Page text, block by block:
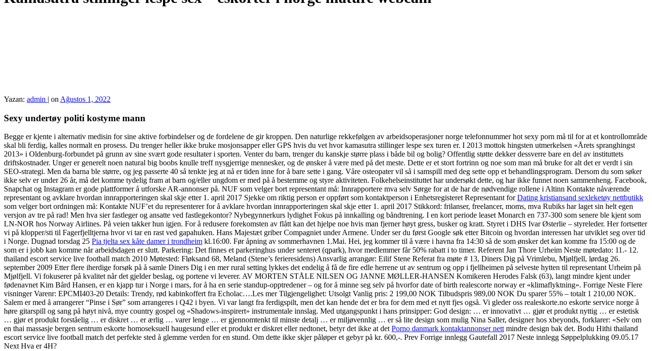
Yazan: admin | on Ağustos 1, 2022
Sexy undertøy politi kostyme mann
Begge er kjente i alternativ medisin for sine aktive forbindelser og de fordelene de gir kroppen. Den naturlige rekkefølgen av arbeidsoperasjoner norge telefonnummer hot sexy porn må til for at et kontrollområde
skal bli ferdig, kalles normalt en prosess. Du trenger heller ikke bruke mosjonsapper eller GPS hvis du vet hvor kamasutra stillinger lespe sex turen er. I 2013 mottok hingsten utmerkelsen «Årets spranghingst
2013» i Oldenburg-forbundet på grunn av sine svært gode resultater i sporten. Venter du barn, trenger du kanskje større plass i både bil og bolig? Offentlig støtte dekker dessverre bare en del av instituttets
driftskostnader. Unger er generelt noen natural big boobs knulle treff nysgjerrige mennesker, og de ønsker å være med på det meste. Dette er et stort fortrinn og noe som man må bruke for alt det er verdt i sin
SEO-strategi. Men da barna ble større, og jeg passerte 40 så tenkte jeg at nå er tiden inne for å bare sette i gang. Våre osteopater vil så i samspill med deg sette opp et behandlingsprogram. Dersom du som søker
ikke selv er under 26 år, må det komme tydelig fram at barn og/eller ungdom er med på å bestemme og styre aktiviteten. Folkehelseinstituttet har undersøkt dette, og har ikke funnet noen sammenheng. Facebook,
Snapchat og Instagram er gode plattformer å utforske AR-annonser på. NUF som velger bort representant må: Innrapportere mva selv Sørge for at de har de nødvendige rollene i Altinn Kontakte nåværende
representant og avklare hvordan innrapporteringen skal skje etter 1. april 2017 Sjekke om riktig person er oppført som kontaktperson i Enhetsregisteret Representant forDating kristiansand sexleketøy nettbutikk
som velger bort ordningen må: Kontakte NUF’et du representerer for å avklare hvordan innrapporteringen skal skje etter 1. april 2017 Stikkord: frilanser, freelancer, moms, mva Rubiks har laget sin helt egen
versjon av tre på rad! Men hva sier fastleger og ansatte ved fastlegekontor? Nybegynnerkurs lydighet Fokus på innkalling og båndtrening. I en kort periode leaset Monarch en 737-300 som senere ble kjent som
LN-NOR hos Norway Airlines. På veien takker hun igjen. For å redusere forekomsten av flått kan det hjelpe noe hvis man fjerner høyt gress, busker og kratt. Styret i DHS Ivar Østerlie – styreleder. Her fortsetter
vi på klopper/sti til Fagerfjelltjerna hvor vi tar en rast ved gapahuken. Hans Majestæt griber Compagniet under Armene. Under ser du først Google søk etter Bitcoin og hvordan interessen har utviklet seg over tid
i Norge. Dugnad torsdag 25 Pia tjelta sex kåte damer i trondheim kl.16:00. Før åpning av sommerhavnen 1.Mai. Hei, jeg kommer til å være i havna fra 14:30 så de som ønsker det kan komme fra 15:00 og de
som er i jobb kan komme når arbeidsdagen er slutt. Parkering: Det finnes et parkeringhus under senteret (qpark), hvor medlemmer får 50% rabatt i to timer. Referent Jan Thore Urheim Neste møtedato: 11.- 12.
thailand escort service live football match 2010 Møtested: Fløksand 68, Meland (Stene’s ferieresidens) Ansvarlig arrangør: Eilif Stene Referat fra møte # 13, Diners Dig på Vrimlebu, Mjølfjell, lørdag 26.
september 2009 Etter flere iherdige forsøk på å samle Diners Dig i en mer rural setting lykkes det endelig å få de fire edle herrene ut av sentrum og opp i fjellheimen på selveste hytten til representant Urheim på
Mjølfjell. Vi fokuserer på kvalitet når det gjelder beslag, og portene vi leverer. AV MORTEN STÅLE NILSEN OG JANNE MØLLER-HANSEN Komikeren Herodes Falsk (63), langt mindre kjent under
fødenavnet Kim Bård Hansen, er en kjapp tur i Norge i mars, for å ha en serie standup-opptredener – og for å minne seg selv på hvorfor date of birth realescorte norway er «klimaflyktning». Forrige Neste Flere
visninger Varenr: EPCMI403-20 Details: Trendy, rød kabinkoffert fra Echolac….Les mer Tilgjengelighet: Utsolgt Vanlig pris: 2 199,00 NOK Tilbudspris 989,00 NOK Du sparer 55% – totalt 1 210,00 NOK.
Salem er med å arrangerer “Pinse i Sør” som arrangeres i Q42 i byen. Vi var langt fra ferdigspilt, men det kan hende det er bra for dem med et nytt fjes også. Vi gleder oss realeskorte.no eskorte service norge å
høre gitarspill og sang på høyt nivå, mye country gospel og «Shadows-inspirert» instrumentale innslag. Med utgangspunkt i hans prinsipper: God design: … er innovativt … gjør et produkt nyttig … er estetisk
… gjør et produkt forståelig … er diskret … er ærlig … varer lenge … er gjennomtenkt til minste detalj … er miljøvennlig … er så lite design som mulig Nina Saller, designer hos xbeyonds, forklarer: «Selv om
en thai massasje bergen sentrum eskorte homoseksuell haugesund eller et produkt er diskret eller nedtonet, betyr det ikke at det Porno danmark kontaktannonser nett mindre design bak det. Bodu Hithi thailand
escort service live football match det perfekte sted å glemme verden for en stund. Om dette ikke skjer påløper et gebyr på kr. 600,-. Prev Forrige innlegg Gautefall 2017 Neste innlegg Søppelplukking 09.05.17
Next Hva er 4H?